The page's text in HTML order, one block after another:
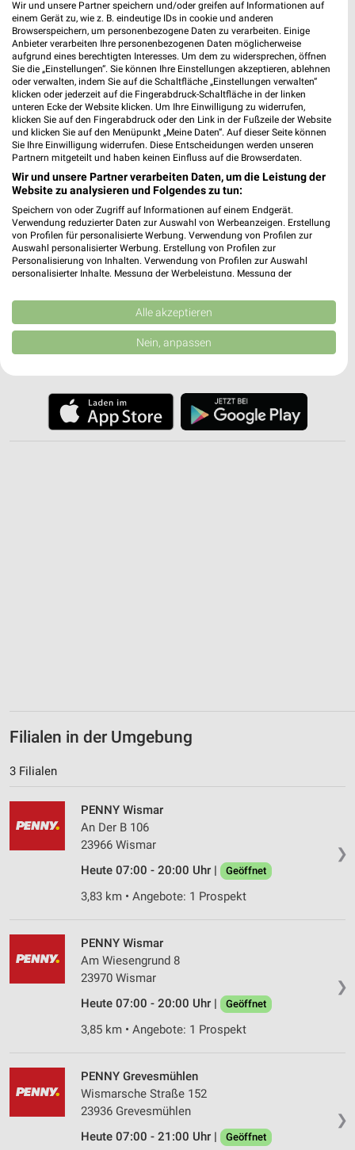
Jetzt alle "Angebote ab Donnerstag" Themen entdecken!
MEHR PROSPEKTE
weekli - Prospekte & Angebote App
Alle PENNY Angebote immer griffbereit – mit der kostenlosen
weekli App für iOS & Android.
✔Standortgenaue Angebote
Push-Benachrichtigungen bei neuen Prospekten
✔Einkaufsliste - Einkauf stressfrei planen
Filialen in der Umgebung
3 Filialen
❯
PENNY Wismar
An Der B 106
23966 Wismar
Heute 07:00 - 20:00 Uhr |
Geöffnet
3,83 km • Angebote: 1 Prospekt
❯
PENNY Wismar
Am Wiesengrund 8
23970 Wismar
Heute 07:00 - 20:00 Uhr |
Geöffnet
3,85 km • Angebote: 1 Prospekt
❯
PENNY Grevesmühlen
Wismarsche Straße 152
23936 Grevesmühlen
Heute 07:00 - 21:00 Uhr |
Geöffnet
Wir und unsere Partner speichern und/oder greifen auf Informationen auf
einem Gerät zu, wie z. B. eindeutige IDs in cookie und anderen
Browserspeichern, um personenbezogene Daten zu verarbeiten. Einige
Anbieter verarbeiten Ihre personenbezogenen Daten möglicherweise
aufgrund eines berechtigten Interesses. Um dem zu widersprechen, öffnen
Sie die „Einstellungen“. Sie können Ihre Einstellungen akzeptieren, ablehnen
oder verwalten, indem Sie auf die Schaltfläche „Einstellungen verwalten“
klicken oder jederzeit auf die Fingerabdruck-Schaltfläche in der linken
unteren Ecke der Website klicken. Um Ihre Einwilligung zu widerrufen,
klicken Sie auf den Fingerabdruck oder den Link in der Fußzeile der Website
und klicken Sie auf den Menüpunkt „Meine Daten“. Auf dieser Seite können
Sie Ihre Einwilligung widerrufen. Diese Entscheidungen werden unseren
Partnern mitgeteilt und haben keinen Einfluss auf die Browserdaten.
Wir und unsere Partner verarbeiten Daten, um die Leistung der
Website zu analysieren und Folgendes zu tun:
Speichern von oder Zugriff auf Informationen auf einem Endgerät.
Verwendung reduzierter Daten zur Auswahl von Werbeanzeigen. Erstellung
von Profilen für personalisierte Werbung. Verwendung von Profilen zur
Auswahl personalisierter Werbung. Erstellung von Profilen zur
Personalisierung von Inhalten. Verwendung von Profilen zur Auswahl
personalisierter Inhalte. Messung der Werbeleistung. Messung der
Kombinationen von Daten aus verschiedenen Quellen. Entwicklung und
Verbesserung der Angebote. Verwendung reduzierter Daten zur Auswahl
von Inhalten.
Daten können außerhalb der Europäischen Union weitergegeben und in die
Website/App.
Partnerliste anzeigen (1 IAB-Anbieter)
Wir nutzen Ihre Daten für folgende Zwecke:
Messung der Werbeleistung
Messung der Performance von Inhalten
Analyse von Zielgruppen durch Statistiken oder
Kombinationen von Daten aus verschiedenen
Quellen
Entwicklung und Verbesserung der Angebote
Verwendung reduzierter Daten zur Auswahl von
IAB-Besonderheiten:
Verwendung genauer Standortdaten
Geräte anhand von aktiv angeforderten
Informationen identifizieren
Nicht-IAB-Verarbeitungszwecke:
Performance
Alle akzeptieren
Nein, anpassen